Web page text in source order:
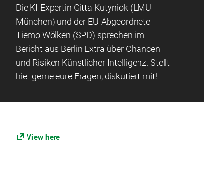
Die KI-Expertin Gitta Kutyniok (LMU
München) und der EU-Abgeordnete
Tiemo Wölken (SPD) sprechen im
Bericht aus Berlin Extra über Chancen
und Risiken Künstlicher Intelligenz. Stellt
hier gerne eure Fragen, diskutiert mit!
View here